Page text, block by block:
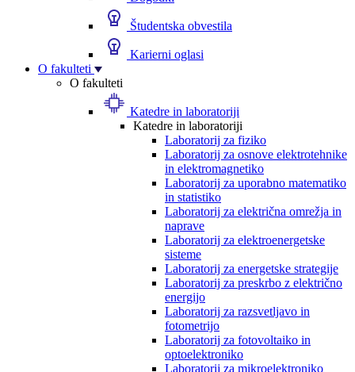
Študentska obvestila
Karierni oglasi
O fakulteti
O fakulteti
Katedre in laboratoriji
Katedre in laboratoriji
Laboratorij za fiziko
Laboratorij za osnove elektrotehnike
in elektromagnetiko
Laboratorij za uporabno matematiko
in statistiko
Laboratorij za električna omrežja in
naprave
Laboratorij za elektroenergetske
sisteme
Laboratorij za energetske strategije
Laboratorij za preskrbo z električno
energijo
Laboratorij za razsvetljavo in
fotometrijo
Laboratorij za fotovoltaiko in
optoelektroniko
Laboratorij za mikroelektroniko